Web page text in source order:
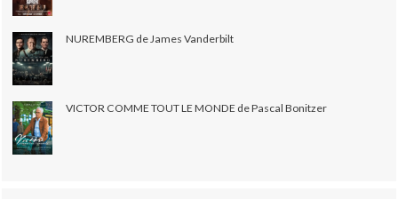
NUREMBERG de James Vanderbilt
VICTOR COMME TOUT LE MONDE de Pascal Bonitzer